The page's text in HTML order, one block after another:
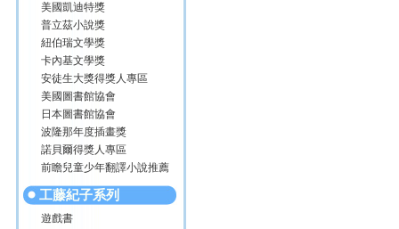
美國凱迪特獎
普立茲小說獎
紐伯瑞文學獎
卡內基文學獎
安徒生大獎得獎人專區
美國圖書館協會
日本圖書館協會
波隆那年度插畫獎
諾貝爾得獎人專區
前瞻兒童少年翻譯小說推薦
工藤紀子系列
遊戲書